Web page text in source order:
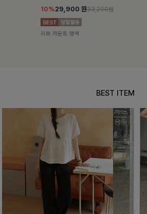
25%35,100 원46,800원
리뷰 카운트 영역
BEST ITEM